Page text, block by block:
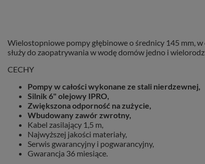
Wielostopniowe pompy głębinowe o średnicy 145 mm,
służy do zaopatrywania w wodę domów jedno i
CECHY
Pompy w całości wykonane ze stali nierdzewnej,
Silnik 6" olejowy IPRO,
Zwiększona odporność na zużycie,
Wbudowany zawór zwrotny,
Kabel zasilający 1,5 m,
Najwyższej jakości materiały,
Serwis gwarancyjny i pogwarancyjny,
Gwarancja 36 miesiące.